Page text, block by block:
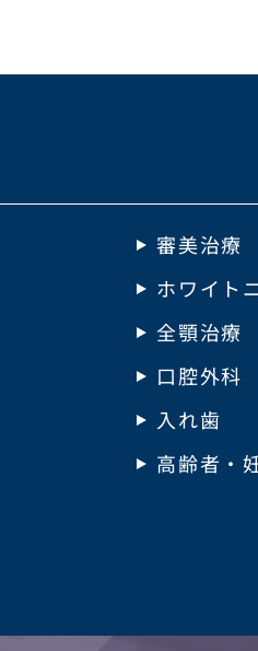
審美治療
ホワイト
全顎治療
口腔外科
入れ歯
高齢者・